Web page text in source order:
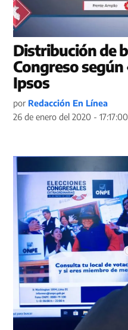
Distribución de
Congreso
Ipsos
por Redacción En Línea
26 de enero del 2020 - 17:17:00